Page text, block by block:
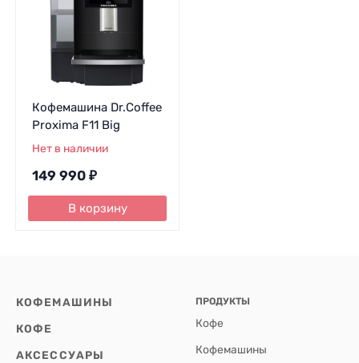
Кофемашина Dr.Coffee
Proxima F11 Big
Нет в наличии
149 990 ₽
В корзину
КОФЕМАШИНЫ
КОФЕ
АКСЕССУАРЫ
ПРОДУКТЫ
Кофе
Кофемашины